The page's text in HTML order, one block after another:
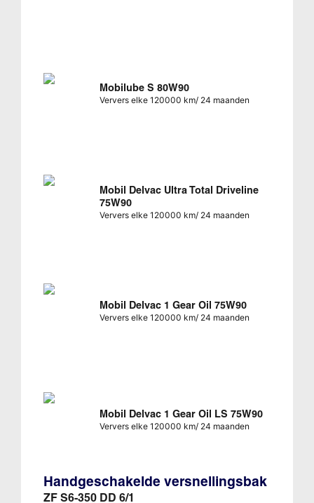
Mobilube S 80W90
Ververs elke 120000 km/ 24 maanden
Mobil Delvac Ultra Total Driveline
75W90
Ververs elke 120000 km/ 24 maanden
Mobil Delvac 1 Gear Oil 75W90
Ververs elke 120000 km/ 24 maanden
Mobil Delvac 1 Gear Oil LS 75W90
Ververs elke 120000 km/ 24 maanden
Handgeschakelde versnellingsbak
ZF S6-350 DD 6/1